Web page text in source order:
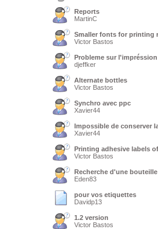
Reports
MartinC
Smaller fonts for printing
Victor Bastos
Probleme sur
djeffker
Alternate bottles
Victor Bastos
Synchro avec ppc
Xavier44
Impossible de conserver
Xavier44
Printing adhesive labels
Victor Bastos
Recherche d'une bouteille
Eden83
pour vos etiquettes
Davidp13
1.2 version
Victor Bastos